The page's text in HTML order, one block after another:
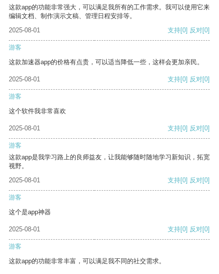
这款app的功能非常强大，可以满足我所有的工作需求。我可以使用它来
编辑文档、制作演示文稿、管理日程安排等。
2025-08-01
支持[0] 反对[0]
游客
这款加速器app的价格有点贵，可以适当降低一些，这样会更加亲民。
2025-08-01 支持[0] 反对[0]
游客
这个软件我非常喜欢
2025-08-01 支持[0] 反对[0]
游客
这款app是我学习路上的良师益友，让我能够随时随地学习新知识，拓宽
视野。
2025-08-01
支持[0] 反对[0]
游客
这个是app神器
2025-08-01 支持[0] 反对[0]
游客
这款app的功能非常丰富，可以满足我不同的社交需求。